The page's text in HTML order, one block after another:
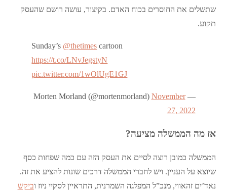
שתשלים את החוסרים בכוח האדם. בקיצור, עושה רושם שהעסק
תקוע.
Sunday’s ⁦ @thetimes ⁩ cartoon
https://t.co/LNvJegstyN
pic.twitter.com/1wOlUgE1GJ
— Morten Morland (@mortenmorland)
November
27, 2022
אז מה הממשלה מציעה?
הממשלה כמובן רוצה לסיים את העסק הזה עם כמה שפחות כסף
שיוצא על העניין. ויש לחברי הממשלה דרכים שונות להציע את זה.
נאד’ים זהאווי, מנכ”ל המפלגה השמרנית, התראיין לסקיי ניוז וביקש